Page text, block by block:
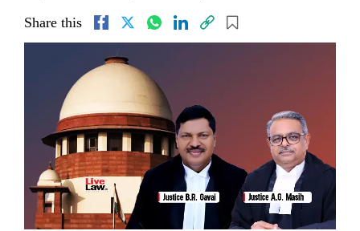
Share this